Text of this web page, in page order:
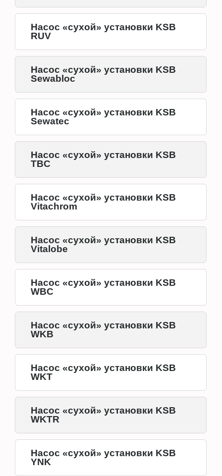
Насос «сухой» установки KSB
RUV
Насос «сухой» установки KSB
Sewabloc
Насос «сухой» установки KSB
Sewatec
Насос «сухой» установки KSB
TBC
Насос «сухой» установки KSB
Vitachrom
Насос «сухой» установки KSB
Vitalobe
Насос «сухой» установки KSB
WBC
Насос «сухой» установки KSB
WKB
Насос «сухой» установки KSB
WKT
Насос «сухой» установки KSB
WKTR
Насос «сухой» установки KSB
YNK